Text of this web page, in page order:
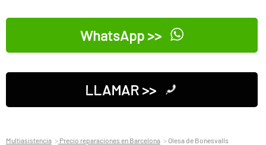
WhatsApp >>
LLAMAR >>
Multiasistencia Precio reparaciones en Barcelona Olesa de Bonesvalls